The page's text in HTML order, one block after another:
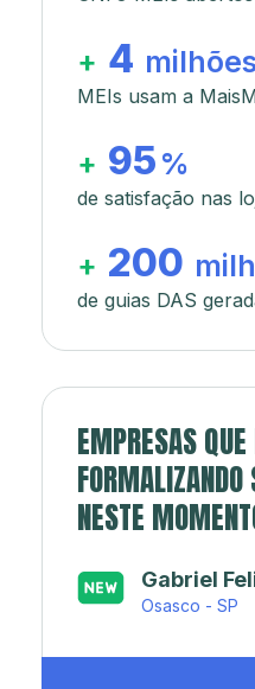
+ 4
MEIs usam a
+ 95 %
de satisfação nas
+ 200
de guias DAS
EMPRESAS
FORMALIZANDO
NESTE
Japa’s
Rio de Janeiro